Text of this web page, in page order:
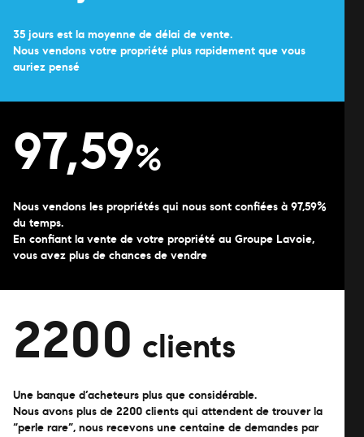
35 jours est la moyenne de délai de vente.
Nous vendons votre propriété plus rapidement que vous
auriez pensé
97,59%
Nous vendons les propriétés qui nous sont confiées à 97,59%
du temps.
En confiant la vente de votre propriété au Groupe Lavoie,
vous avez plus de chances de vendre
2200 clients
Une banque d’acheteurs plus que considérable.
Nous avons plus de 2200 clients qui attendent de trouver la
“perle rare”, nous recevons une centaine de demandes par